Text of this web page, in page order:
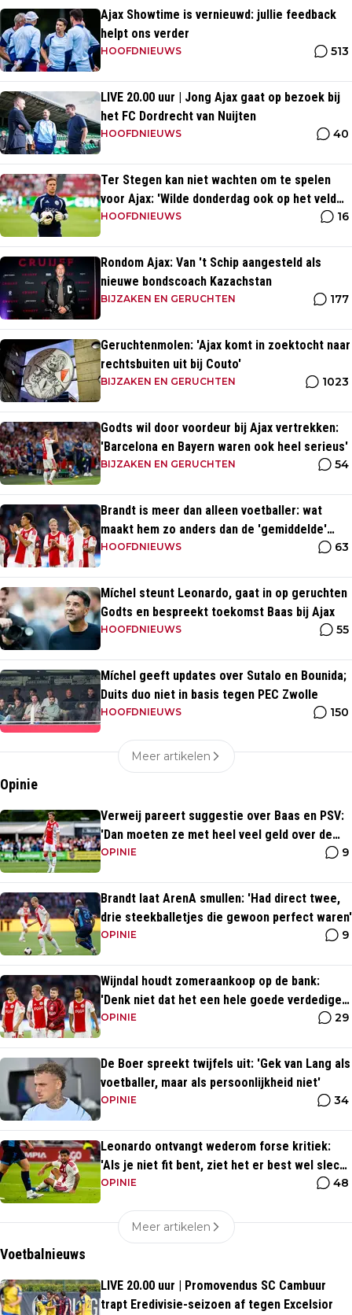
Ajax Showtime is vernieuwd: jullie feedback
helpt ons verder
HOOFDNIEUWS 513
LIVE 20.00 uur | Jong Ajax gaat op bezoek bij
het FC Dordrecht van Nuijten
HOOFDNIEUWS 40
Ter Stegen kan niet wachten om te spelen
voor Ajax: 'Wilde donderdag ook op het veld
staan'
HOOFDNIEUWS 16
Rondom Ajax: Van 't Schip aangesteld als
nieuwe bondscoach Kazachstan
BIJZAKEN EN GERUCHTEN 177
Geruchtenmolen: 'Ajax komt in zoektocht naar
rechtsbuiten uit bij Couto'
BIJZAKEN EN GERUCHTEN 1023
Godts wil door voordeur bij Ajax vertrekken:
'Barcelona en Bayern waren ook heel serieus'
BIJZAKEN EN GERUCHTEN 54
Brandt is meer dan alleen voetballer: wat
maakt hem zo anders dan de 'gemiddelde'
voetballer?
HOOFDNIEUWS 63
Míchel steunt Leonardo, gaat in op geruchten
Godts en bespreekt toekomst Baas bij Ajax
HOOFDNIEUWS 55
Míchel geeft updates over Sutalo en Bounida;
Duits duo niet in basis tegen PEC Zwolle
HOOFDNIEUWS 150
Meer artikelen
Opinie
Verweij pareert suggestie over Baas en PSV:
'Dan moeten ze met heel veel geld over de
brug komen'
OPINIE 9
Brandt laat ArenA smullen: 'Had direct twee,
drie steekballetjes die gewoon perfect waren'
OPINIE 9
Wijndal houdt zomeraankoop op de bank:
'Denk niet dat het een hele goede verdediger
is'
OPINIE 29
De Boer spreekt twijfels uit: 'Gek van Lang als
voetballer, maar als persoonlijkheid niet'
OPINIE 34
Leonardo ontvangt wederom forse kritiek:
'Als je niet fit bent, ziet het er best wel slecht
uit'
OPINIE 48
Meer artikelen
Voetbalnieuws
LIVE 20.00 uur | Promovendus SC Cambuur
trapt Eredivisie-seizoen af tegen Excelsior